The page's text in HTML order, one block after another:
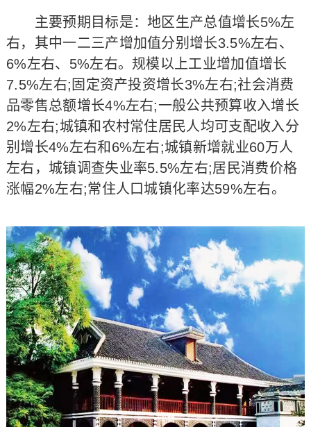
主要预期目标是：地区生产总值增长5%左
右，其中一二三产增加值分别增长3.5%左右、
6%左右、5%左右。规模以上工业增加值增长
7.5%左右;固定资产投资增长3%左右;社会消费
品零售总额增长4%左右;一般公共预算收入增长
2%左右;城镇和农村常住居民人均可支配收入分
别增长4%左右和6%左右;城镇新增就业60万人
左右，城镇调查失业率5.5%左右;居民消费价格
涨幅2%左右;常住人口城镇化率达59%左右。